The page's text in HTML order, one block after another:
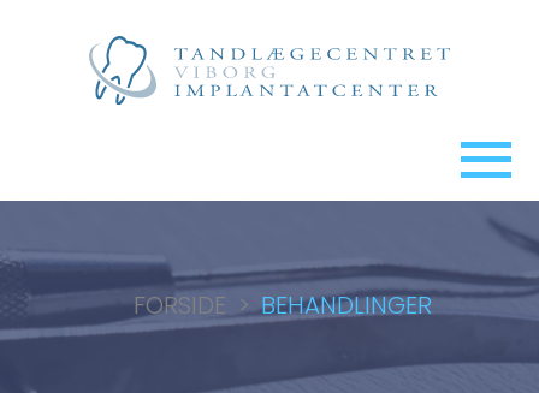
FORSIDE > BEHANDLINGER